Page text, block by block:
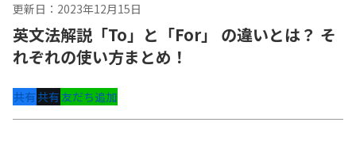
更新日：2023年12月15日
英文法解説「To」と「For」 の違いとは？ そ
れぞれの使い方まとめ！
共有共有友だち追加